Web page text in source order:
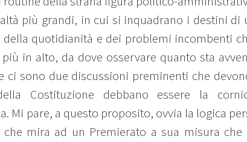
più grandi, in cui si inquadrano i destini di
della quotidianità e dei problemi incombenti
in alto, da dove osservare quanto sta
ci sono due discussioni preminenti che
Costituzione debbano essere la
Mi pare, a questo proposito, ovvia la logica
che mira ad un Premierato a sua misura